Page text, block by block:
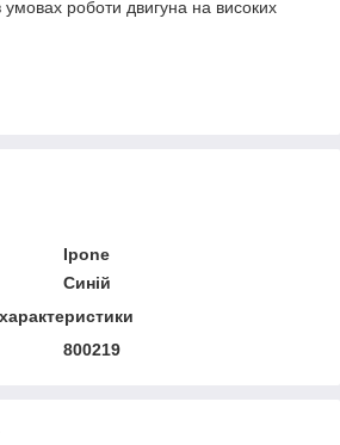
умовах роботи двигуна на високих
Ipone
Синій
800219